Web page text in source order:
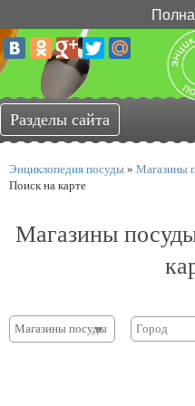
Энциклопедия посуды » Магазины
Поиск на карте
Магазины